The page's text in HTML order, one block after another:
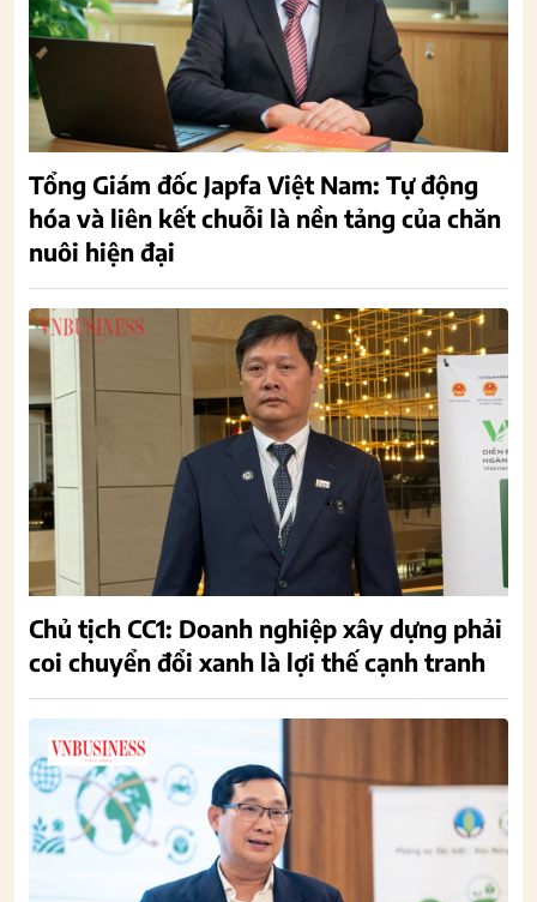
Tổng Giám đốc Japfa Việt Nam: Tự động
hóa và liên kết chuỗi là nền tảng của chăn
nuôi hiện đại
Chủ tịch CC1: Doanh nghiệp xây dựng phải
coi chuyển đổi xanh là lợi thế cạnh tranh